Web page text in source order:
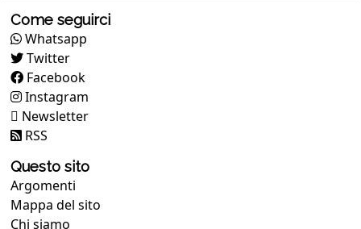
Come seguirci
Whatsapp
Twitter
Facebook
Instagram
Newsletter
RSS
Questo sito
Argomenti
Mappa del sito
Chi siamo